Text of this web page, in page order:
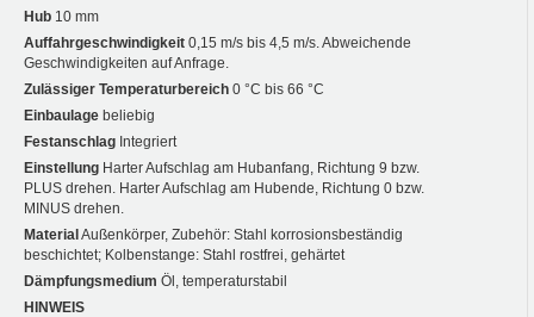
Hub 10 mm
Auffahrgeschwindigkeit 0,15 m/s bis 4,5 m/s. Abweichende
Geschwindigkeiten auf Anfrage.
Zulässiger Temperaturbereich 0 °C bis 66 °C
Einbaulage beliebig
Festanschlag Integriert
Einstellung Harter Aufschlag am Hubanfang, Richtung 9 bzw.
PLUS drehen. Harter Aufschlag am Hubende, Richtung 0 bzw.
MINUS drehen.
MaterialAußenkörper, Zubehör: Stahl korrosionsbeständig
beschichtet; Kolbenstange: Stahl rostfrei, gehärtet
Dämpfungsmedium Öl, temperaturstabil
HINWEIS